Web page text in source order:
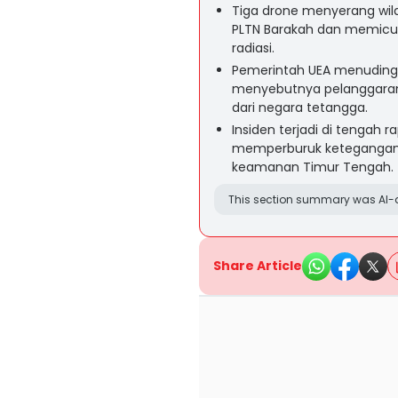
Tiga drone menyerang
PLTN Barakah dan
radiasi.
Pemerintah UEA
menyebutnya
dari negara tetangga.
Insiden terjadi di tengah
memperburuk
keamanan Timur Tengah.
This section summary was
Share Article